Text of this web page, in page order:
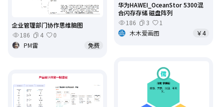
企业管理部门协作思维脑图
186
4
0
PM雷
免费
华为HAWEI_OceanStor 5300混
合闪存存储 磁盘阵列
186
3
1
木木爱画图
￥4